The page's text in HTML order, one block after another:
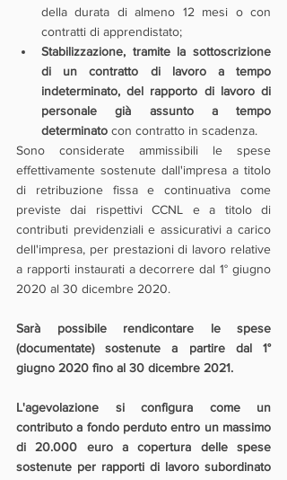
della durata di almeno 12 mesi o con
contratti di apprendistato;
Stabilizzazione, tramite la sottoscrizione
di un contratto di lavoro a tempo
indeterminato, del rapporto di lavoro di
personale già assunto a tempo
determinato con contratto in scadenza.
Sono considerate ammissibili le spese
effettivamente sostenute dall'impresa a titolo
di retribuzione fissa e continuativa come
previste dai rispettivi CCNL e a titolo di
contributi previdenziali e assicurativi a carico
dell'impresa, per prestazioni di lavoro relative
a rapporti instaurati a decorrere dal 1° giugno
2020 al 30 dicembre 2020.
Sarà possibile rendicontare le spese
(documentate) sostenute a partire dal 1°
giugno 2020 fino al 30 dicembre 2021.
L'agevolazione si configura come un
contributo a fondo perduto entro un massimo
di 20.000 euro a copertura delle spese
sostenute per rapporti di lavoro subordinato